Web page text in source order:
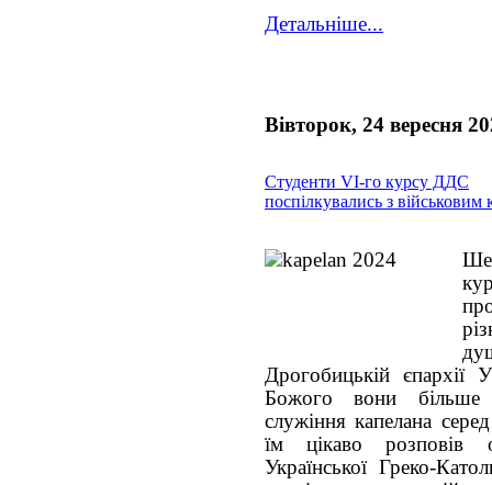
Детальніше...
Вівторок, 24 вересня
Студенти VI-го курсу ДДС
поспілкувались з військовим
Дрогобицькій
Божого вони більше
служіння капелана
їм цікаво
Української Греко-